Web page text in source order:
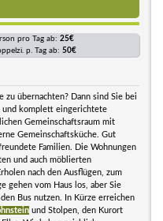
pro Tag ab: 25€
p. Tag ab: 50€
zu übernachten? Dann sind Sie bei
und komplett eingerichtete
Gemeinschaftsraum mit
Gemeinschaftsküche. Gut
Familien. Die Wohnungen
und auch möblierten
nach den Ausflügen, zum
gehen vom Haus los, aber Sie
Bus nutzen. In Kürze erreichen
und Stolpen, den Kurort